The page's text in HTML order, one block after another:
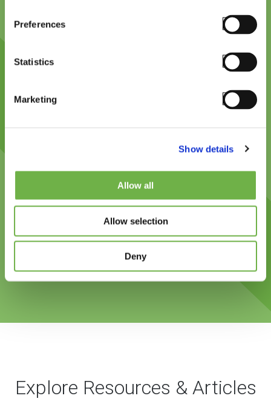
Preferences
Statistics
Marketing
Show details
Allow all
Allow selection
Deny
et améliorer leurs flux de travail existants.
nos clients d'utiliser les derniers appareils
leurs applications Telnet à de nouveaux
appareils sans la complexité habituelle liée
Andreas Funkenhauser
CEO, NIMMSTA
Explore Resources & Articles